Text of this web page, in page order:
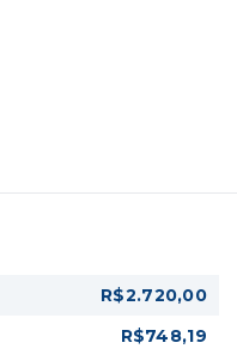
R$2.720,00
R$748,19